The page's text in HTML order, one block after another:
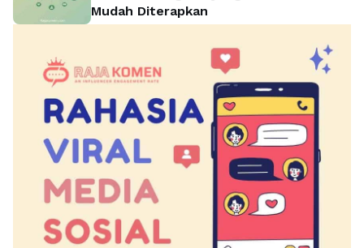
Mudah Diterapkan